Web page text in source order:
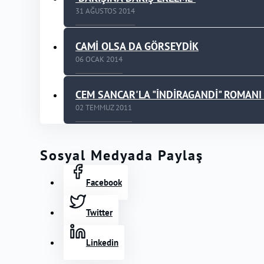
31 AĞUSTOS 2014
CAMİ OLSA DA GÖRSEYDİK
06 OCAK 2014
CEM SANCAR'LA "İNDİRAGANDİ" ROMANI
02 TEMMUZ 2011
Sosyal Medyada Paylaş
Facebook
Twitter
Linkedin